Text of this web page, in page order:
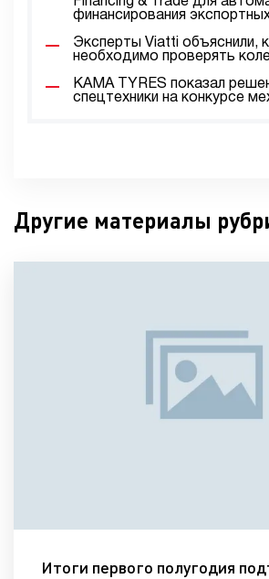
финансирования
Эксперты Viatti объяснили,
необходимо проверять
KAMA TYRES показал
спецтехники на конкурсе
Другие материалы
Итоги первого полугодия